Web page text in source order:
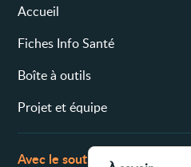
Accueil
Fiches Info Santé
Boîte à outils
Projet et équipe
Avec le soutien de